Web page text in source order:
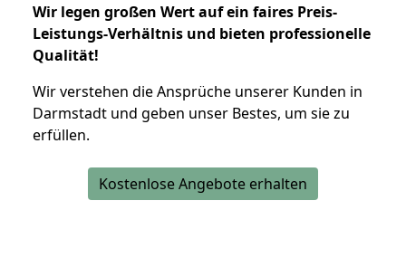
Wir legen großen Wert auf ein faires Preis-
Leistungs-Verhältnis und bieten professionelle
Qualität!
Wir verstehen die Ansprüche unserer Kunden in
Darmstadt und geben unser Bestes, um sie zu
erfüllen.
Kostenlose Angebote erhalten